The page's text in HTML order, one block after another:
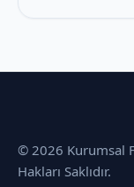
© 2026 Kurumsal
Hakları Saklıdır.